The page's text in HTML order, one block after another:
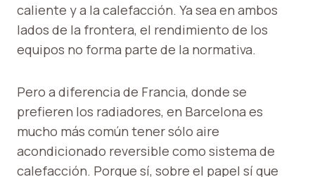
caliente y a la calefacción. Ya sea en ambos
lados de la frontera, el rendimiento de los
equipos no forma parte de la normativa.
Pero a diferencia de Francia, donde se
prefieren los radiadores, en Barcelona es
mucho más común tener sólo aire
acondicionado reversible como sistema de
calefacción. Porque sí, sobre el papel sí que